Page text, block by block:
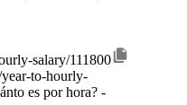
salary/111800
to-hourly-
es por hora? -